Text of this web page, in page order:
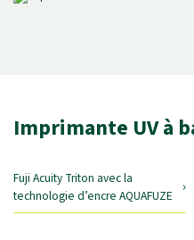
Imprimante UV à
Fuji Acuity Triton avec la
technologie d’encre AQUAFUZE